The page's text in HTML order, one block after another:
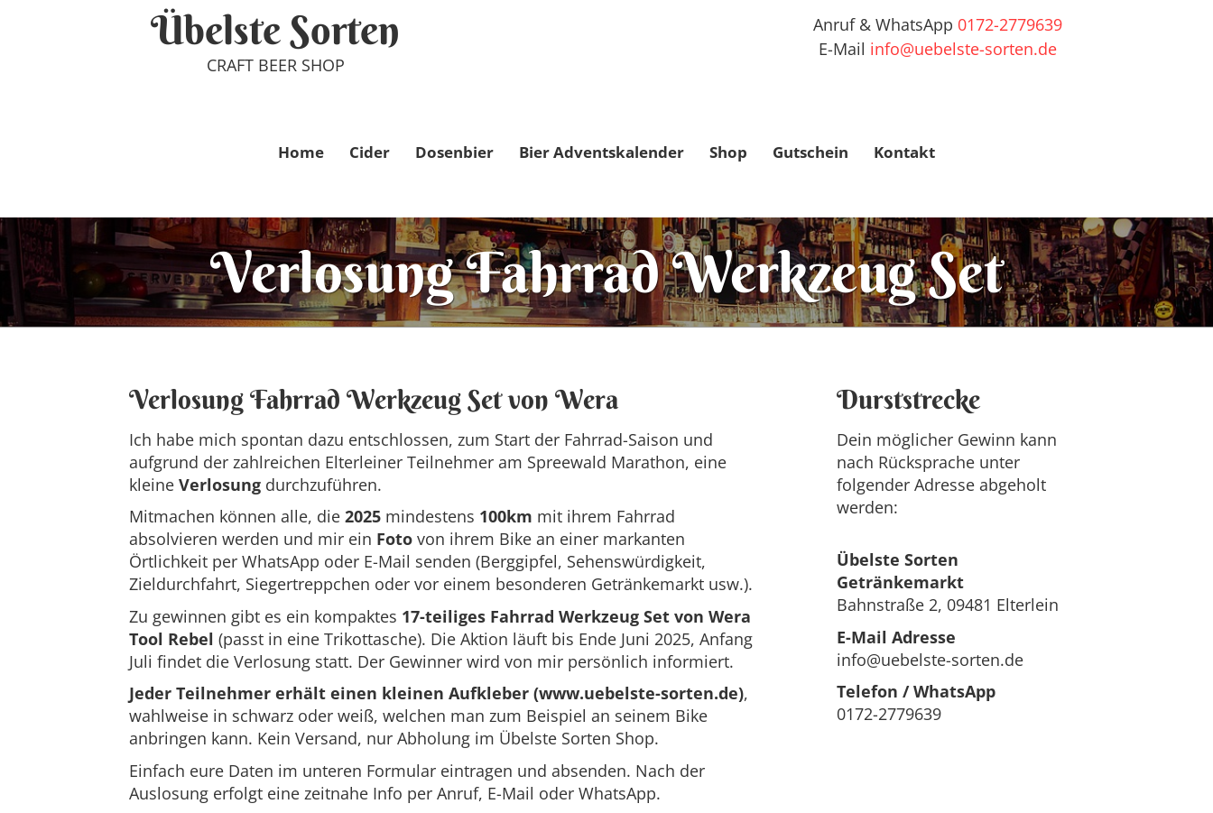
Übelste Sorten
CRAFT BEER SHOP
Anruf & WhatsApp 0172-2779639
E-Mail info@uebelste-sorten.de
Home Cider Dosenbier Bier Adventskalender Shop Gutschein Kontakt
Verlosung Fahrrad Werkzeug Set
Verlosung Fahrrad Werkzeug Set von Wera
Ich habe mich spontan dazu entschlossen, zum Start der Fahrrad-Saison und
aufgrund der zahlreichen Elterleiner Teilnehmer am Spreewald Marathon, eine
kleine Verlosung durchzuführen.
Mitmachen können alle, die 2025 mindestens 100km mit ihrem Fahrrad
absolvieren werden und mir ein Foto von ihrem Bike an einer markanten
Örtlichkeit per WhatsApp oder E-Mail senden (Berggipfel, Sehenswürdigkeit,
Zieldurchfahrt, Siegertreppchen oder vor einem besonderen Getränkemarkt usw.).
Zu gewinnen gibt es ein kompaktes 17-teiliges Fahrrad Werkzeug Set von Wera
Tool Rebel (passt in eine Trikottasche). Die Aktion läuft bis Ende Juni 2025, Anfang
Juli findet die Verlosung statt. Der Gewinner wird von mir persönlich informiert.
Jeder Teilnehmer erhält einen kleinen Aufkleber (www.uebelste-sorten.de),
wahlweise in schwarz oder weiß, welchen man zum Beispiel an seinem Bike
anbringen kann. Kein Versand, nur Abholung im Übelste Sorten Shop.
Einfach eure Daten im unteren Formular eintragen und absenden. Nach der
Auslosung erfolgt eine zeitnahe Info per Anruf, E-Mail oder WhatsApp.
Durststrecke
Dein möglicher Gewinn kann
nach Rücksprache unter
folgender Adresse abgeholt
werden:
Übelste Sorten
Getränkemarkt
Bahnstraße 2, 09481 Elterlein
E-Mail Adresse
info@uebelste-sorten.de
Telefon / WhatsApp
0172-2779639